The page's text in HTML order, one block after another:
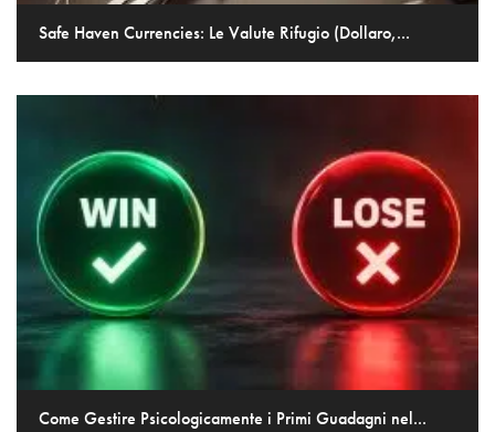
Safe Haven Currencies: Le Valute Rifugio (Dollaro,...
Come Gestire Psicologicamente i Primi Guadagni nel...